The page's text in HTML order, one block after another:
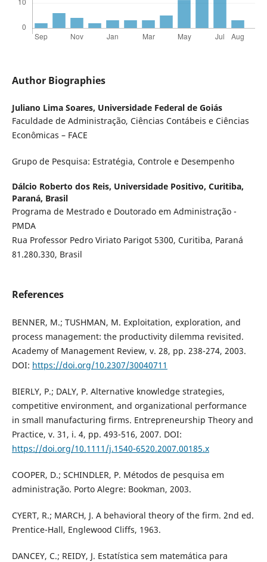
Author Biographies
Juliano Lima Soares, Universidade Federal de Goiás
Faculdade de Administração, Ciências Contábeis e Ciências
Econômicas – FACE
Grupo de Pesquisa: Estratégia, Controle e Desempenho
Dálcio Roberto dos Reis, Universidade Positivo, Curitiba,
Paraná, Brasil
Programa de Mestrado e Doutorado em Administração -
PMDA
Rua Professor Pedro Viriato Parigot 5300, Curitiba, Paraná
81.280.330, Brasil
References
BENNER, M.; TUSHMAN, M. Exploitation, exploration, and
process management: the productivity dilemma revisited.
Academy of Management Review, v. 28, pp. 238-274, 2003.
DOI: https://doi.org/10.2307/30040711
BIERLY, P.; DALY, P. Alternative knowledge strategies,
competitive environment, and organizational performance
in small manufacturing firms. Entrepreneurship Theory and
Practice, v. 31, i. 4, pp. 493-516, 2007. DOI:
https://doi.org/10.1111/j.1540-6520.2007.00185.x
COOPER, D.; SCHINDLER, P. Métodos de pesquisa em
administração. Porto Alegre: Bookman, 2003.
CYERT, R.; MARCH, J. A behavioral theory of the firm. 2nd ed.
Prentice-Hall, Englewood Cliffs, 1963.
DANCEY, C.; REIDY, J. Estatística sem matemática para